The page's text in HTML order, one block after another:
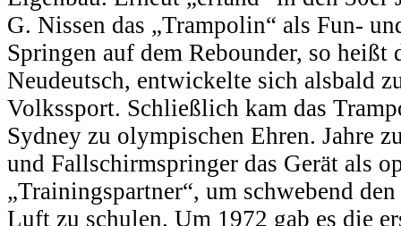
G. Nissen das „Trampolin“ als Fun-
Springen auf dem Rebounder, so heißt
Neudeutsch, entwickelte sich alsbald
Volkssport. Schließlich kam das
Sydney zu olympischen Ehren. Jahre
und Fallschirmspringer das Gerät als
„Trainingspartner“, um schwebend
Luft zu schulen. Um 1972 gab es die